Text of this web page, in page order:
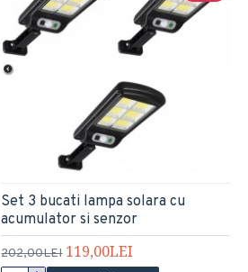
Set 3 bucati lampa solara cu
acumulator si senzor
202,00LEI 119,00LEI